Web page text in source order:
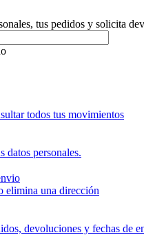
tus pedidos y solicita
todos tus movimientos
datos personales.
elimina una dirección
devoluciones y fechas de